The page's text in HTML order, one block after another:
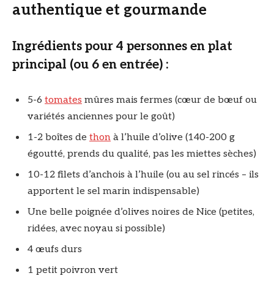
authentique et gourmande
Ingrédients pour 4 personnes en plat
principal (ou 6 en entrée) :
5-6 tomates mûres mais fermes (cœur de bœuf ou
variétés anciennes pour le goût)
1-2 boîtes de thon à l’huile d’olive (140-200 g
égoutté, prends du qualité, pas les miettes sèches)
10-12 filets d’anchois à l’huile (ou au sel rincés – ils
apportent le sel marin indispensable)
Une belle poignée d’olives noires de Nice (petites,
ridées, avec noyau si possible)
4 œufs durs
1 petit poivron vert